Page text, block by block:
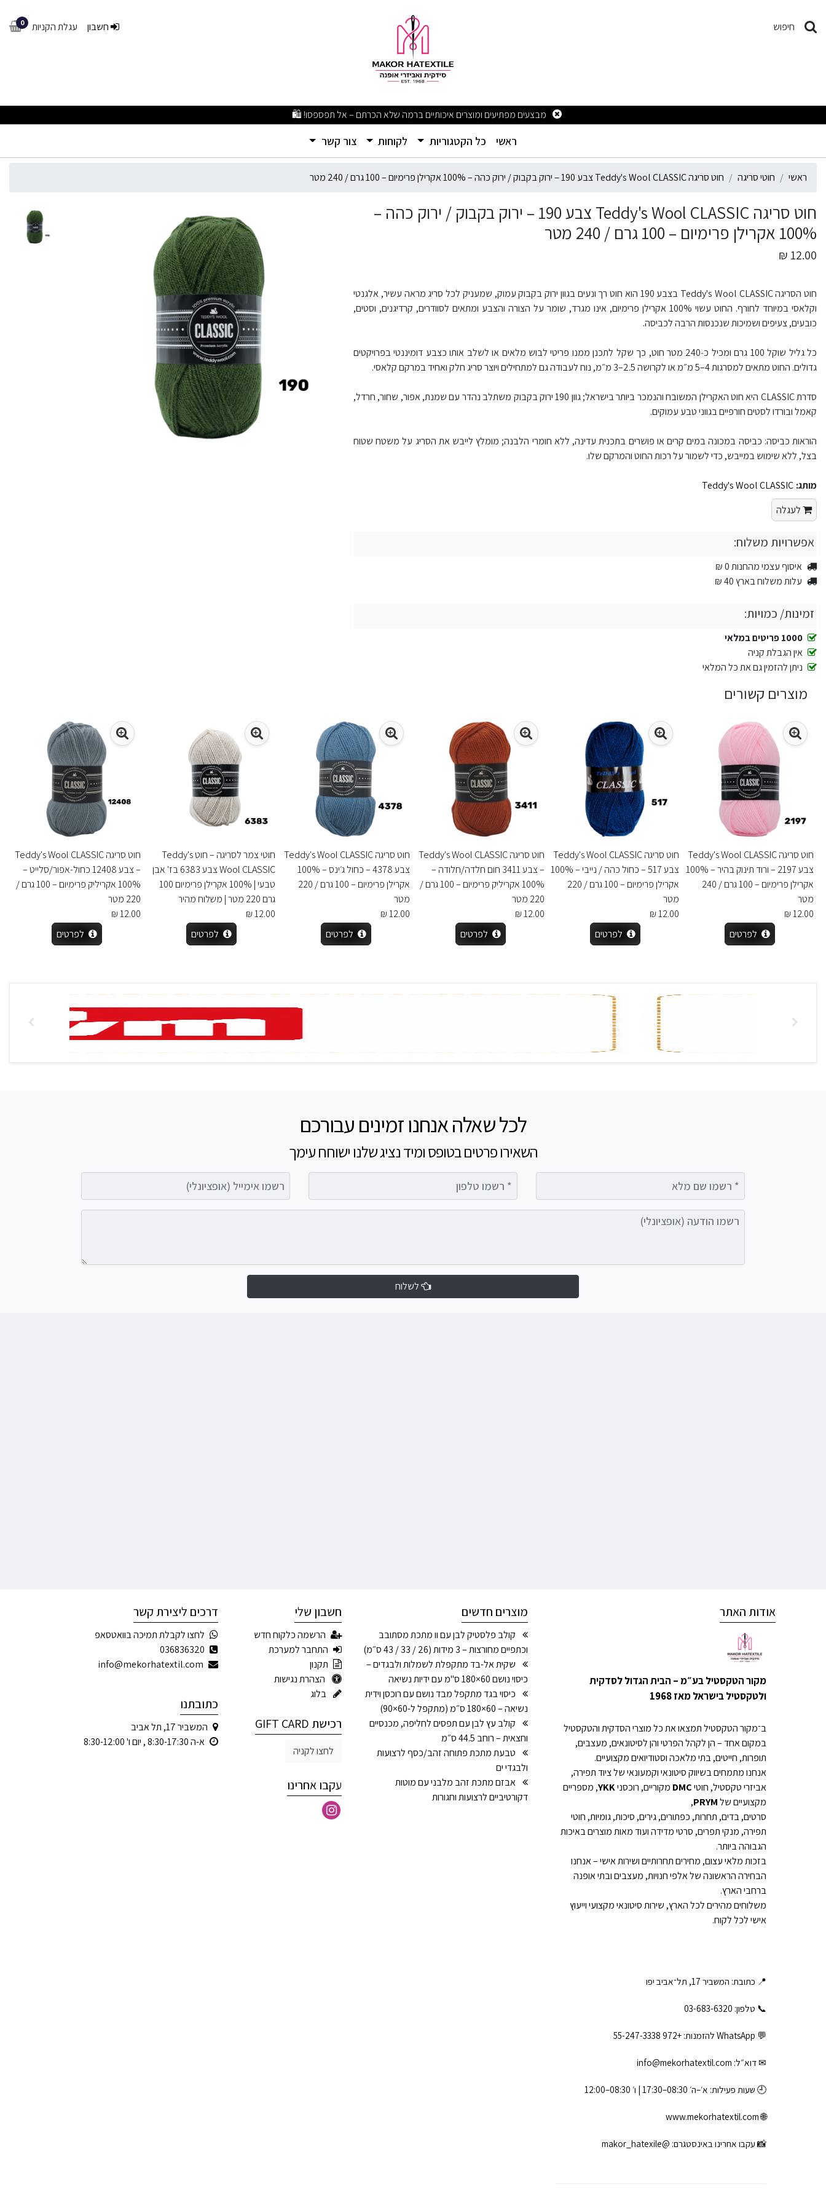
חוט סריגה Teddy's Wool CLASSIC צבע 190 – ירוק בקבוק / ירוק כהה – 100% אקרילן פרימיום – 100 גרם / 240 מטר
חיפוש 0 עגלת הקניות חשבון
מבצעים מפתיעים ומוצרים איכותיים ברמה שלא הכרתם – אל תפספסו! 🛍️
ראשי
(current) כל הקטגוריות לקוחות צור קשר
ראשי חוטי סריגה חוט סריגה Teddy's Wool CLASSIC צבע 190 – ירוק בקבוק / ירוק כהה – 100% אקרילן פרימיום – 100 גרם / 240 מטר
חוט סריגה Teddy's Wool CLASSIC צבע 190 – ירוק בקבוק / ירוק כהה –
100% אקרילן פרימיום – 100 גרם / 240 מטר
12.00 ₪
חוט הסריגה Teddy's Wool CLASSIC בצבע 190 הוא חוט רך ונעים בגוון ירוק בקבוק עמוק, שמעניק לכל סריג מראה עשיר, אלגנטי
וקלאסי במיוחד לחורף. החוט עשוי 100% אקרילן פרימיום, אינו מגרד, שומר על הצורה והצבע ומתאים לסוודרים, קרדיגנים, וסטים,
כובעים, צעיפים ושמיכות שנכנסות הרבה לכביסה.
כל גליל שוקל 100 גרם ומכיל כ‑240 מטר חוט, כך שקל לתכנן ממנו פריטי לבוש מלאים או לשלב אותו כצבע דומיננטי בפרויקטים
גדולים. החוט מתאים למסרגות 4–5 מ״מ או לקרושה 2.5–3 מ״מ, נוח לעבודה גם למתחילים ויוצר סריג חלק ואחיד במרקם קלאסי.
סדרת CLASSIC היא חוט האקרילן המשובח והנמכר ביותר בישראל; גוון 190 ירוק בקבוק משתלב נהדר עם שמנת, אפור, שחור, חרדל,
קאמל ובורדו לסטים חורפיים בגווני טבע עמוקים.
הוראות כביסה: כביסה במכונה במים קרים או פושרים בתכנית עדינה, ללא חומרי הלבנה; מומלץ לייבש את הסריג על משטח שטוח
בצל, ללא שימוש במייבש, כדי לשמור על רכות החוט והמרקם שלו.
מותג: Teddy's Wool CLASSIC
לעגלה
אפשרויות משלוח:
איסוף עצמי מהחנות 0 ₪
עלות משלוח בארץ 40 ₪
זמינות/ כמויות:
1000 פריטים במלאי
אין הגבלת קניה
ניתן להזמין גם את כל המלאי
מוצרים קשורים
חוט סריגה Teddy's Wool CLASSIC
צבע 2197 – ורוד תינוק בהיר – 100%
אקרילן פרימיום – 100 גרם / 240
מטר
12.00 ₪
לפרטים
חוט סריגה Teddy's Wool CLASSIC
צבע 517 – כחול כהה / נייבי – 100%
אקרילן פרימיום – 100 גרם / 220
מטר
12.00 ₪
לפרטים
חוט סריגה Teddy's Wool CLASSIC
– צבע 3411 חום חלדה/חלודה –
100% אקריליק פרימיום – 100 גרם /
220 מטר
12.00 ₪
לפרטים
חוט סריגה Teddy's Wool CLASSIC
צבע 4378 – כחול ג׳ינס – 100%
אקרילן פרימיום – 100 גרם / 220
מטר
12.00 ₪
לפרטים
חוטי צמר לסריגה – חוט Teddy's
Wool CLASSIC צבע 6383 בז' אבן
טבעי | 100% אקרילן פרימיום 100
גרם 220 מטר | משלוח מהיר
12.00 ₪
לפרטים
חוט סריגה Teddy's Wool CLASSIC
– צבע 12408 כחול-אפור/סלייט –
100% אקריליק פרימיום – 100 גרם /
220 מטר
12.00 ₪
לפרטים
לכל שאלה אנחנו זמינים עבורכם
השאירו פרטים בטופס ומיד נציג שלנו ישוחח עימך
רשמו הודעה (אופציונלי)
לשלוח
אודות האתר
מקור הטקסטיל בע״מ – הבית הגדול לסדקית
ולטקסטיל בישראל מאז 1968
ב־מקור הטקסטיל תמצאו את כל מוצרי הסדקית והטקסטיל
במקום אחד – הן לקהל הפרטי והן לסיטונאים, מעצבים,
תופרות, חייטים, בתי מלאכה וסטודיואים מקצועיים.
אנחנו מתמחים בשיווק סיטונאי וקמעונאי של ציוד תפירה,
אביזרי טקסטיל, חוטיDMC מקוריים, רוכסניYKK, מספריים
מקצועיים שלPRYM
,
סרטים, בדים, תחרות, כפתורים, גירים, סיכות, גומיות, חוטי
תפירה, מנקי תפרים, סרטי מדידה ועוד מאות מוצרים באיכות
הגבוהה ביותר.
בזכות מלאי עצום, מחירים תחרותיים ושירות אישי – אנחנו
הבחירה הראשונה של אלפי חנויות, מעצבים ובתי אופנה
ברחבי הארץ.
משלוחים מהירים לכל הארץ, שירות סיטונאי מקצועי וייעוץ
אישי לכל לקוח.
📍 כתובת: המשביר 17, תל־אביב יפו
📞 טלפון: ‎03-683-6320
💬 WhatsApp להזמנות: +972 55-247-3338
✉ דוא״ל: info@mekorhatextil.com
🕘 שעות פעילות: א׳–ה׳ 08:30–17:30 | ו׳ 08:30–12:00
🌐
www.mekorhatextil.com
📸 עקבו אחרינו באינסטגרם: @makor_hatexile
מוצרים חדשים
קולב פלסטיק לבן עם וו מתכת מסתובב
וכתפיים מחורצות – 3 מידות (26 / 33 / 43 ס״מ)
שקית אל-בד מתקפלת לשמלות ולבגדים –
כיסוי נושם 60×180 ס"מ עם ידיות נשיאה
כיסוי בגד מתקפל מבד נושם עם רוכסן וידית
נשיאה – 60×180 ס״מ (מתקפל ל-60×90)
קולב עץ לבן עם תפסים לחליפה, מכנסיים
וחצאית – רוחב 44.5 ס״מ
טבעת מתכת פתוחה זהב/כסף לרצועות
ולבגדי ים
אבזם מתכת זהב מלבני עם מוטות
דקורטיביים לרצועות וחגורות
חשבון שלי
הרשמה כלקוח חדש
התחבר למערכת
תקנון
הצהרת נגישות
בלוג
רכישת GIFT CARD
לחצו לקניה
עקבו אחרינו
דרכים ליצירת קשר
לחצו לקבלת תמיכה בוואטסאפ
036836320
info@mekorhatextil.com
כתובתנו
המשביר 17, תל אביב
א-ה 8:30-17:30 , יום ו' 8:30-12:00